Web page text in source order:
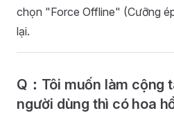
chọn "Force Offline" (Cưỡng
lại.
Q：Tôi muốn làm cộng
người dùng thì có hoa